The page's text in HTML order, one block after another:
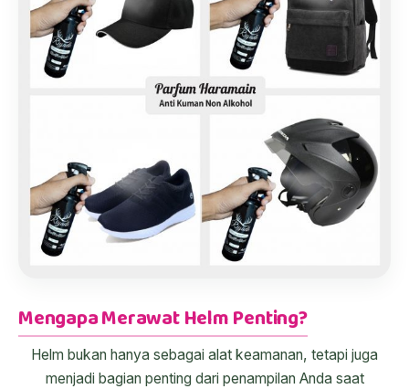
Mengapa Merawat Helm Penting?
Helm bukan hanya sebagai alat keamanan, tetapi juga
menjadi bagian penting dari penampilan Anda saat